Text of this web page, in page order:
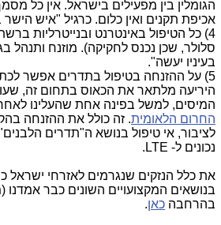
הגומלין בין מפעילים בישראל. אין כל
אכיפת תקנים ואין כלום. כרגיל "איש הישר
4) כל הטיפול באינטרנט ובנייטרליות
סלולר, שכן נכנס לחקיקה). מוזנח ותנהל
בעיניו יעשה".
5) על ההזנחה בטיפול בתדרים אפשר
היריעה מלתאר את הכאוס בתחום זה,
המיסים, למשל בפינה אחת שהעלינו
החרום הלאומית. זה כולל את ההזנחה
לציבור, אי טיפול בנושא ה"תדרים
נכונים ל- LTE.
את כלל הנזקים שנגרמים לאזרחי ישראל
בנושאים המקצועויים השונים כבר אמדנו
בהרחבה כאן.